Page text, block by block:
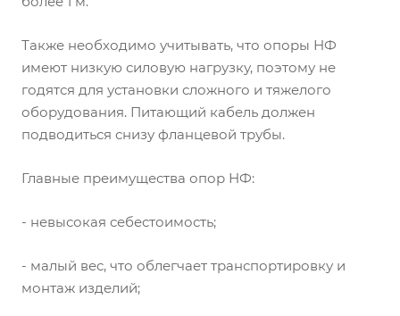
Также необходимо учитывать, что опоры НФ
имеют низкую силовую нагрузку, поэтому не
годятся для установки сложного и тяжелого
оборудования. Питающий кабель должен
подводиться снизу фланцевой трубы.
Главные преимущества опор НФ:
- невысокая себестоимость;
- малый вес, что облегчает транспортировку и
монтаж изделий;